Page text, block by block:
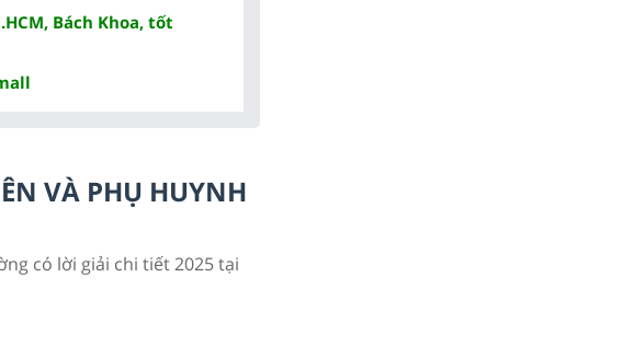
Bách Khoa, tốt
VÀ PHỤ HUYNH
có lời giải chi tiết 2025 tại